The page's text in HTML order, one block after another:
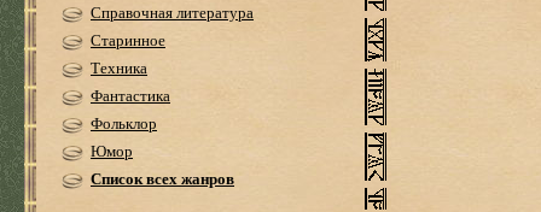
Справочная литература
Старинное
Техника
Фантастика
Фольклор
Юмор
Список всех жанров